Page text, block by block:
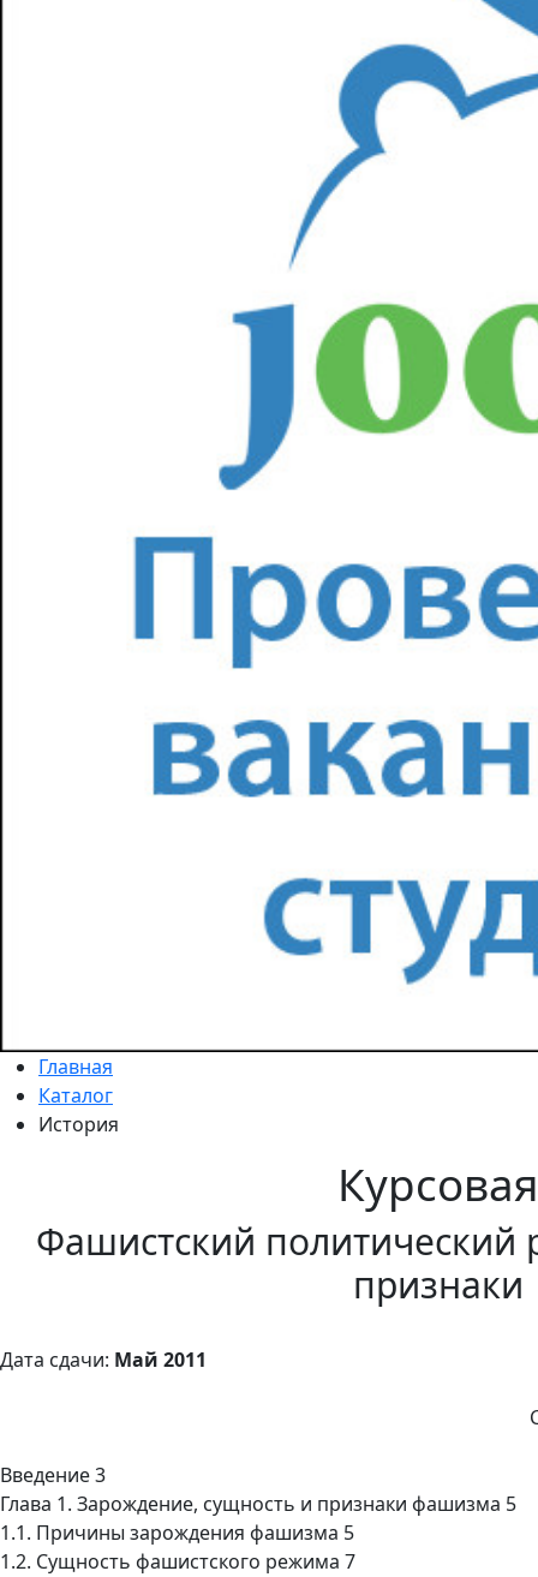
Главная
Каталог
История
Курсовая
Фашистский политический
признаки
Дата сдачи: Май 2011
Введение 3
Глава 1. Зарождение, сущность и признаки фашизма 5
1.1. Причины зарождения фашизма 5
1.2. Сущность фашистского режима 7